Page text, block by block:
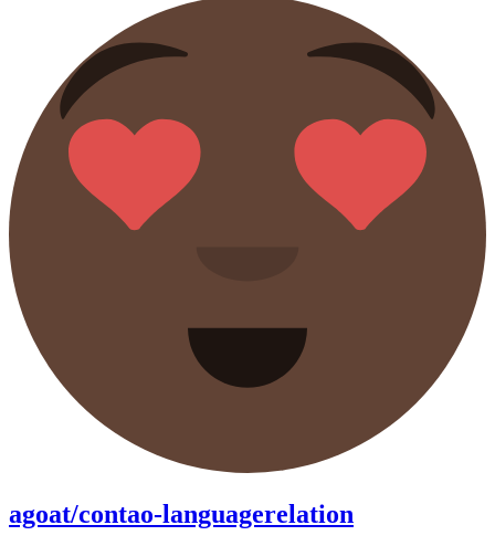
agoat/contao-languagerelation